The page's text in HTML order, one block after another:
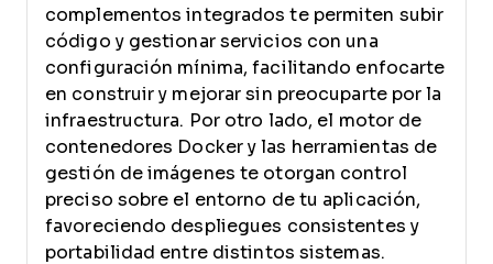
complementos integrados te permiten subir
código y gestionar servicios con una
configuración mínima, facilitando enfocarte
en construir y mejorar sin preocuparte por la
infraestructura. Por otro lado, el motor de
contenedores Docker y las herramientas de
gestión de imágenes te otorgan control
preciso sobre el entorno de tu aplicación,
favoreciendo despliegues consistentes y
portabilidad entre distintos sistemas.